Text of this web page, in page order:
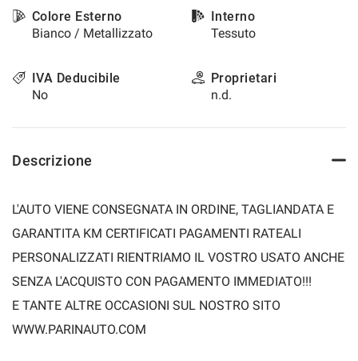
Colore Esterno
Bianco / Metallizzato
Interno
Tessuto
IVA Deducibile
No
Proprietari
n.d.
Descrizione
L'AUTO VIENE CONSEGNATA IN ORDINE, TAGLIANDATA E
GARANTITA KM CERTIFICATI PAGAMENTI RATEALI
PERSONALIZZATI RIENTRIAMO IL VOSTRO USATO ANCHE
SENZA L'ACQUISTO CON PAGAMENTO IMMEDIATO!!!
E TANTE ALTRE OCCASIONI SUL NOSTRO SITO
WWW.PARINAUTO.COM